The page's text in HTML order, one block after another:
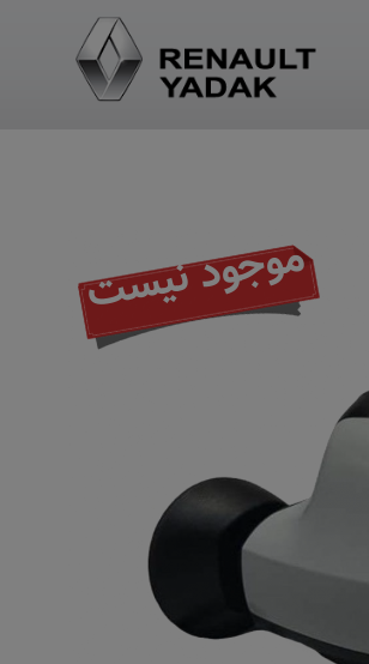
موجود نیست